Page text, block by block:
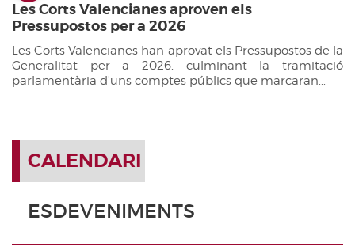
Les Corts Valencianes aproven els
Pressupostos per a 2026
Les Corts Valencianes han aprovat els Pressupostos de la
Generalitat per a 2026, culminant la tramitació
parlamentària d'uns comptes públics que marcaran...
CALENDARI
ESDEVENIMENTS